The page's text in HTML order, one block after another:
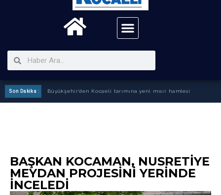
Büyükşehir’den Kocaeli tarımına yeni mısır hamlesi
Son Dakika :
BAŞKAN KOCAMAN, NUSRETIYE
MEYDAN PROJESINI YERINDE
İNCELEDI